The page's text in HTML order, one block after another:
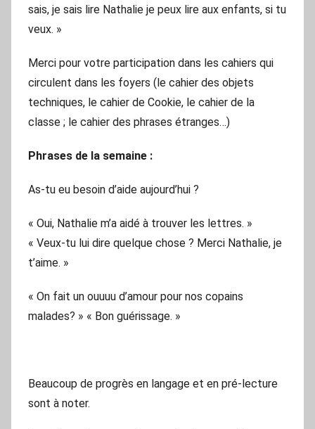
sais, je sais lire Nathalie je peux lire aux enfants, si tu
veux. »
Merci pour votre participation dans les cahiers qui
circulent dans les foyers (le cahier des objets
techniques, le cahier de Cookie, le cahier de la
classe ; le cahier des phrases étranges…)
Phrases de la semaine :
As-tu eu besoin d’aide aujourd’hui ?
« Oui, Nathalie m’a aidé à trouver les lettres. »
« Veux-tu lui dire quelque chose ? Merci Nathalie, je
t’aime. »
« On fait un ouuuu d’amour pour nos copains
malades? » « Bon guérissage. »
Beaucoup de progrès en langage et en pré-lecture
sont à noter.